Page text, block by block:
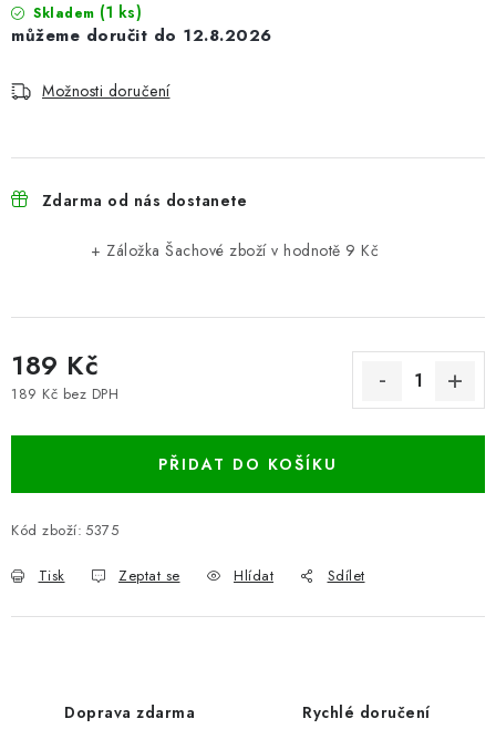
Skladem (1 ks)
12.8.2026
Možnosti doručení
Zdarma od nás dostanete
+ Záložka Šachové zboží v hodnotě 9 Kč
189 Kč
189 Kč bez DPH
PŘIDAT DO KOŠÍKU
Kód zboží: 5375
Tisk Zeptat se Hlídat Sdílet
Doprava zdarma Rychlé doručení